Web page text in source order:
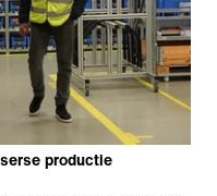
productie